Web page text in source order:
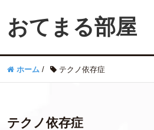
おてまる部屋
ホーム / テクノ依存症
テクノ依存症